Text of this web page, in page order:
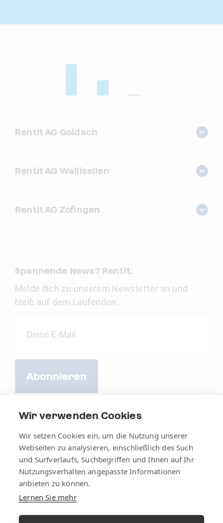
Wir verwenden Cookies
Wir setzen Cookies ein, um die Nutzung unserer
Webseiten zu analysieren, einschließlich des Such
und Surfverlaufs, Suchbegriffen und Ihnen auf Ihr
Nutzungsverhalten angepasste Informationen
anbieten zu können.
Lernen Sie mehr
Rentit AG Goldach
Rentit AG Wallisellen
Rentit AG Zofingen
Spannende News? Rentit.
Melde dich zu unserem Newsletter an und
bleib auf dem Laufenden.
Abonnieren
AGB Impressum